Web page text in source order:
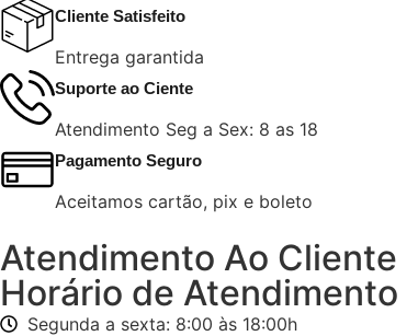
Cliente Satisfeito
Entrega garantida
Suporte ao Ciente
Atendimento Seg a Sex: 8 as 18
Pagamento Seguro
Aceitamos cartão, pix e boleto
Atendimento Ao Cliente
Horário de Atendimento
Segunda a sexta: 8:00 às 18:00h